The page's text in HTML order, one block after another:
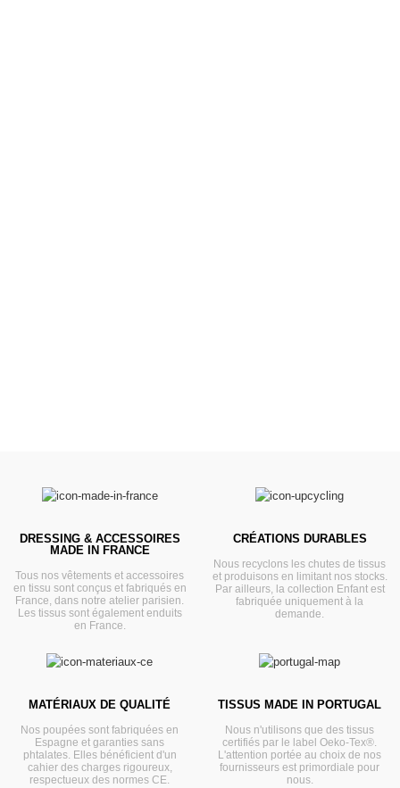
DRESSING & ACCESSOIRES
MADE IN FRANCE
Tous nos vêtements et accessoires
en tissu sont conçus et fabriqués en
France, dans notre atelier parisien.
Les tissus sont également enduits
en France.
CRÉATIONS DURABLES
Nous recyclons les chutes de tissus
et produisons en limitant nos stocks.
Par ailleurs, la collection Enfant est
fabriquée uniquement à la
demande.
MATÉRIAUX DE QUALITÉ
Nos poupées sont fabriquées en
Espagne et garanties sans
phtalates. Elles bénéficient d'un
cahier des charges rigoureux,
respectueux des normes CE.
TISSUS MADE IN PORTUGAL
Nous n'utilisons que des tissus
certifiés par le label Oeko-Tex®.
L'attention portée au choix de nos
fournisseurs est primordiale pour
nous.